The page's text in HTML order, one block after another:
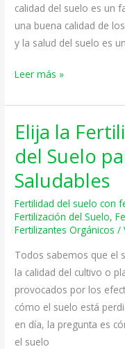
calidad del suelo es un
una buena calidad de
y la salud del suelo es
Suelo
Leer más »
Elija la
del Suelo
Saludables
Fertilidad del suelo con
Fertilización del Suelo,
Fertilizantes Orgánicos /
Todos sabemos que el
la calidad del cultivo o
provocados por los
cómo el suelo está
en día, la pregunta es
el suelo
Elija
Fertilización
Orgánica
del
Suelo
para
Cultivos
Saludables